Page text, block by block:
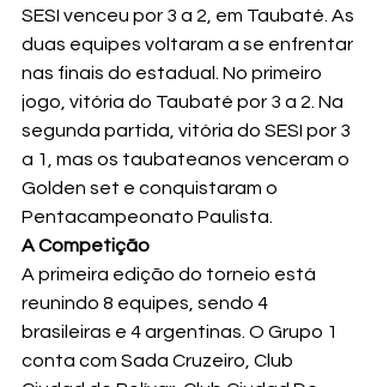
SESI venceu por 3 a 2, em Taubaté. As
duas equipes voltaram a se enfrentar
nas finais do estadual. No primeiro
jogo, vitória do Taubaté por 3 a 2. Na
segunda partida, vitória do SESI por 3
a 1, mas os taubateanos venceram o
Golden set e conquistaram o
Pentacampeonato Paulista.
A Competição
A primeira edição do torneio está
reunindo 8 equipes, sendo 4
brasileiras e 4 argentinas. O Grupo 1
conta com Sada Cruzeiro, Club